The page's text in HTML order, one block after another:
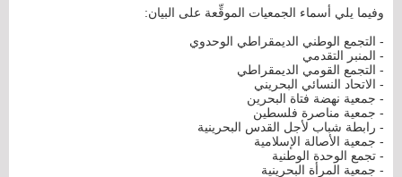
وفيما يلي أسماء الجمعيات الموقِّعة على البيان:
- التجمع الوطني الديمقراطي الوحدوي
- المنبر التقدمي
- التجمع القومي الديمقراطي
- الاتحاد النسائي البحريني
- جمعية نهضة فتاة البحرين
- جمعية مناصرة فلسطين
- رابطة شباب لأجل القدس البحرينية
- جمعية الأصالة الإسلامية
- تجمع الوحدة الوطنية
- جمعية المرأة البحرينية